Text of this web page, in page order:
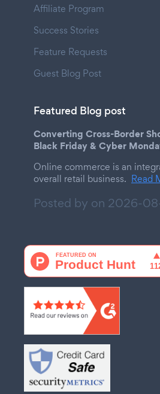
Affiliate Program
Success Stories
Feature Requests
Guest Blog Post
Featured Blog post
Converting Cross-Border
Black Friday & Cyber
Online commerce is an
overall retail business. Read
Posted by on 2026-